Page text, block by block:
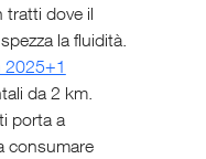
tratti dove il
la fluidità.
2025+1
da 2 km.
porta a
consumare